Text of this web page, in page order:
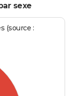
sexe
(source :